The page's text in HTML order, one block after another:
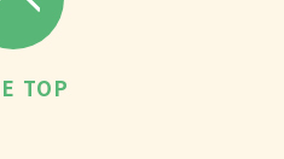
TOP